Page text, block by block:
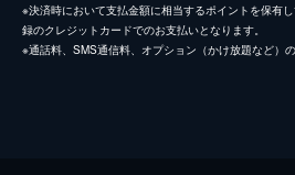
※決済時において支払金額に相当するポイントを保有
録のクレジットカードでのお支払いとなります。
※通話料、SMS通信料、オプション（かけ放題など）